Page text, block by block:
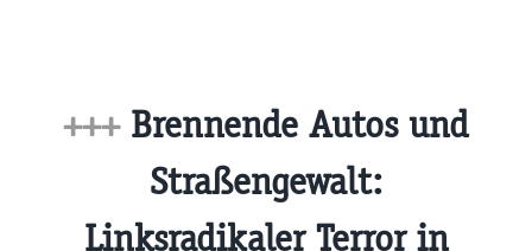
+++Brennende Autos und
Straßengewalt:
Linksradikaler Terror in